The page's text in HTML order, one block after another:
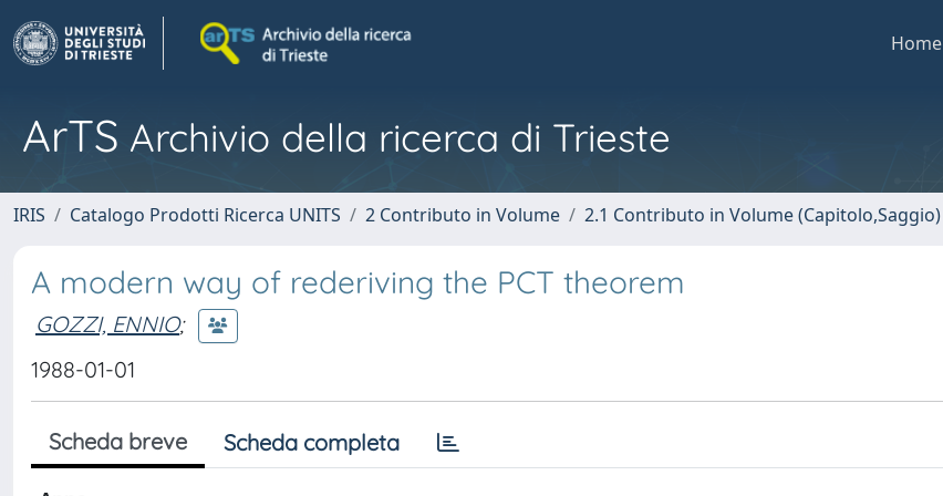
Home
ArTS Archivio della ricerca di Trieste
IRIS Catalogo Prodotti Ricerca UNITS 2 Contributo in Volume 2.1 Contributo in Volume (Capitolo,Saggio)
A modern way of rederiving the PCT theorem
GOZZI, ENNIO;
1988-01-01
Scheda breve Scheda completa